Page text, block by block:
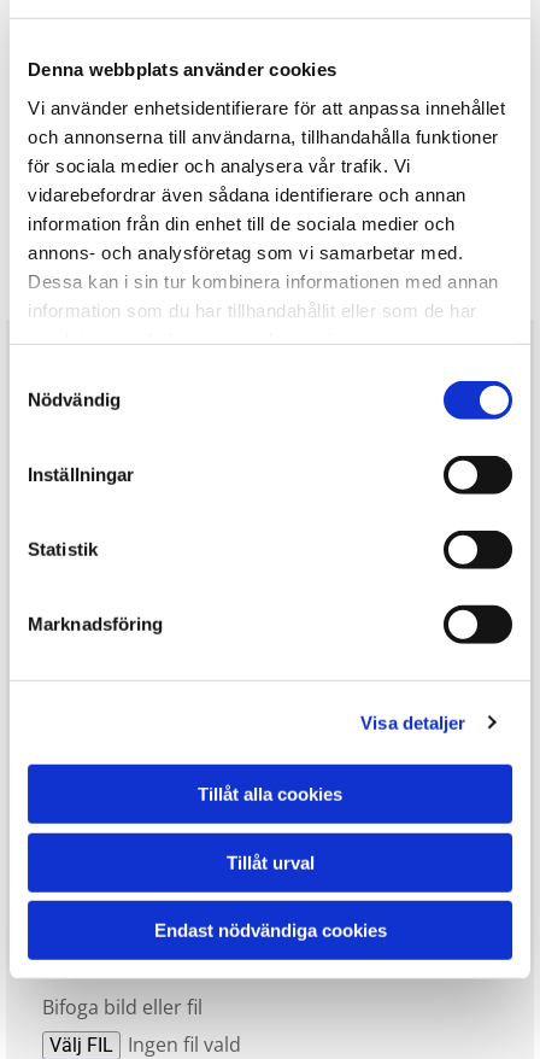
Denna webbplats använder cookies
Vi använder enhetsidentifierare för att anpassa innehållet
och annonserna till användarna, tillhandahålla funktioner
för sociala medier och analysera vår trafik. Vi
vidarebefordrar även sådana identifierare och annan
information från din enhet till de sociala medier och
annons- och analysföretag som vi samarbetar med.
Dessa kan i sin tur kombinera informationen med annan
information som du har tillhandahållit eller som de har
Nödvändig
Inställningar
Statistik
Marknadsföring
Visa detaljer
Tillåt alla cookies
Tillåt urval
Endast nödvändiga cookies
Måndag
09:00 - 18:00
Torsdag
09:00 - 18:00
Fredag
09:00 - 18:00
Lördag
09:00 - 14:00
Söndag
11:00 - 14:00
Meddelande
Företagskund
Bifoga bild eller fil
Välj FIL
Ingen fil vald